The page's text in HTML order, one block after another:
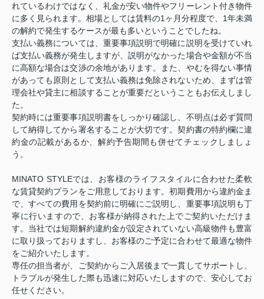
れているわけではなく、礼金が安い物件やフリーレント付き物件
に多く見られます。相場としては賃料の1ヶ月分程度で、1年未満
の解約で発生するケースが最も多いということでしたね。
支払い義務については、重要事項説明で明確に説明を受けていれ
ば支払い義務が発生しますが、説明がなかった場合や金額が不当
に高額な場合は交渉の余地があります。また、やむを得ない事情
があっても原則として支払い義務は免除されないため、まずは管
理会社や貸主に相談することが重要だということもお伝えしまし
た。
契約時には重要事項説明書をしっかり確認し、不明点は必ず質問
して納得してから署名することが大切です。契約書の特約欄に違
約金の記載があるか、解約予告期間も併せてチェックしましょ
う。
MINATO STYLEでは、お客様のライフスタイルに合わせた柔軟
な賃貸契約プランをご用意しております。初期費用から違約金ま
で、すべての費用を契約前に明確にご説明し、重要事項説明も丁
寧に行いますので、お客様が納得された上でご契約いただけま
す。当社では短期解約違約金が設定されていない高級物件も豊富
に取り扱っておりますし、お客様のご予定に合わせて最適な物件
をご紹介いたします。
専任の担当者が、ご契約からご入居後まで一貫してサポートし、
トラブルが発生した際も迅速に対応いたしますので、安心してお
任せください。